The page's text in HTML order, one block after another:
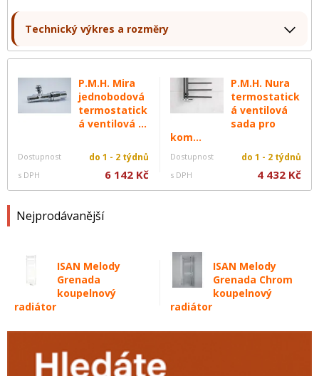
P.M.H. Mira
jednobodová
termostatick
á ventilová ...
Dostupnost do 1 - 2 týdnů
s DPH 6 142 Kč
P.M.H. Nura
termostatick
á ventilová
sada pro
kom...
Dostupnost do 1 - 2 týdnů
s DPH 4 432 Kč
Nejprodávanější
ISAN Melody
Grenada
koupelnový
radiátor
ISAN Melody
Grenada Chrom
koupelnový
radiátor
Technický výkres a rozměry